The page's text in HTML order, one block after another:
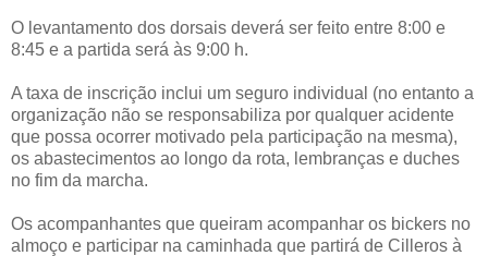
O levantamento dos dorsais deverá ser feito entre 8:00 e
8:45 e a partida será às 9:00 h.
A taxa de inscrição inclui um seguro individual (no entanto a
organização não se responsabiliza por qualquer acidente
que possa ocorrer motivado pela participação na mesma),
os abastecimentos ao longo da rota, lembranças e duches
no fim da marcha.
Os acompanhantes que queiram acompanhar os bickers no
almoço e participar na caminhada que partirá de Cilleros à